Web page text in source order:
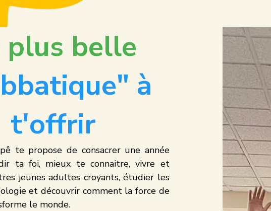
plus belle
à
t'offrir
te propose de consacrer une année
ta foi, mieux te connaitre, vivre et
jeunes adultes croyants, étudier les
et découvrir comment la force de
le monde.